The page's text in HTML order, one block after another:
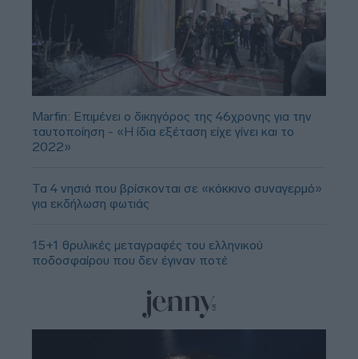
Marfin: Επιμένει ο δικηγόρος της 46χρονης για την
ταυτοποίηση - «Η ίδια εξέταση είχε γίνει και το
2022»
Τα 4 νησιά που βρίσκονται σε «κόκκινο συναγερμό»
για εκδήλωση φωτιάς
15+1 θρυλικές μεταγραφές του ελληνικού
ποδοσφαίρου που δεν έγιναν ποτέ